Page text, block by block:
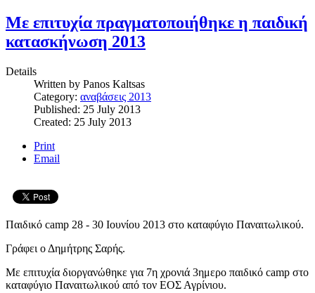
Με επιτυχία πραγματοποιήθηκε η παιδική
κατασκήνωση 2013
Details
Written by Panos Kaltsas
Category: αναβάσεις 2013
Published: 25 July 2013
Created: 25 July 2013
Print
Email
Παιδικό camp 28 - 30 Ιουνίου 2013 στο καταφύγιο Παναιτωλικού.
Γράφει ο Δημήτρης Σαρής.
Με επιτυχία διοργανώθηκε για 7η χρονιά 3ημερο παιδικό camp στο
καταφύγιο Παναιτωλικού από τον ΕΟΣ Αγρίνιου.